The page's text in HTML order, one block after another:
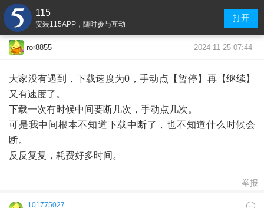
115
安装115APP，随时参与互动
打开
ror8855 2024-11-25 07:44
大家没有遇到，下载速度为0，手动点【暂停】再【继续】
又有速度了。
下载一次有时候中间要断几次，手动点几次。
可是我中间根本不知道下载中断了，也不知道什么时候会
断。
反反复复，耗费好多时间。
举报
101775027